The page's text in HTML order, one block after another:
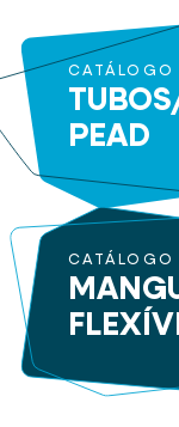
CATÁLOGO
PEAD
CATÁLOGO